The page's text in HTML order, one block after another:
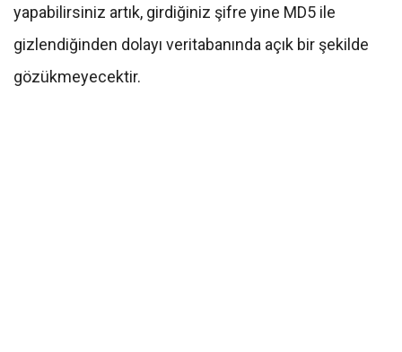
yapabilirsiniz artık, girdiğiniz şifre yine MD5 ile
gizlendiğinden dolayı veritabanında açık bir şekilde
gözükmeyecektir.